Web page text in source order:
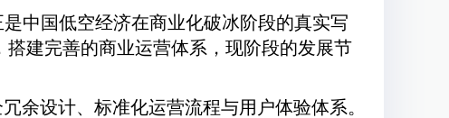
中国低空经济在商业化破冰阶段的真实写
建完善的商业运营体系，现阶段的发展节
余设计、标准化运营流程与用户体验体系。